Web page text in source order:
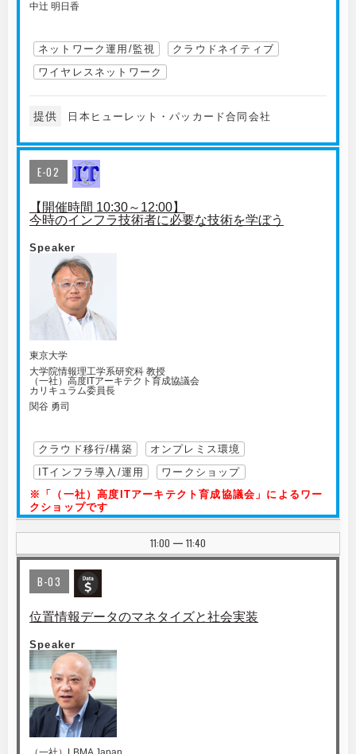
中辻 明日香
ネットワーク運用/監視
クラウドネイティブ
ワイヤレスネットワーク
提供 日本ヒューレット・パッカード合同会社
E-02
【開催時間 10:30～12:00】
今時のインフラ技術者に必要な技術を学ぼう
Speaker
東京大学
大学院情報理工学系研究科 教授
（一社）高度ITアーキテクト育成協議会
カリキュラム委員長
関谷 勇司
クラウド移行/構築
オンプレミス環境
ITインフラ導入/運用
ワークショップ
※「（一社）高度ITアーキテクト育成協議会」によるワー
クショップです
11:00 | 11:40
B-03
位置情報データのマネタイズと社会実装
Speaker